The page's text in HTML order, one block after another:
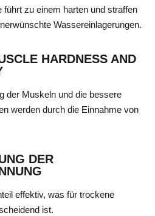
führt zu einem harten und straffen
Wassereinlagerungen.
HARDNESS AND
der Muskeln und die bessere
werden durch die Einnahme von
DER
effektiv, was für trockene
ist.